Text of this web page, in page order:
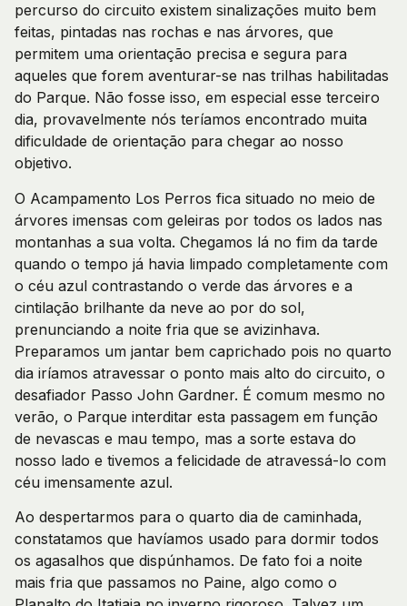
percurso do circuito existem sinalizações muito bem
feitas, pintadas nas rochas e nas árvores, que
permitem uma orientação precisa e segura para
aqueles que forem aventurar-se nas trilhas habilitadas
do Parque. Não fosse isso, em especial esse terceiro
dia, provavelmente nós teríamos encontrado muita
dificuldade de orientação para chegar ao nosso
objetivo.
O Acampamento Los Perros fica situado no meio de
árvores imensas com geleiras por todos os lados nas
montanhas a sua volta. Chegamos lá no fim da tarde
quando o tempo já havia limpado completamente com
o céu azul contrastando o verde das árvores e a
cintilação brilhante da neve ao por do sol,
prenunciando a noite fria que se avizinhava.
Preparamos um jantar bem caprichado pois no quarto
dia iríamos atravessar o ponto mais alto do circuito, o
desafiador Passo John Gardner. É comum mesmo no
verão, o Parque interditar esta passagem em função
de nevascas e mau tempo, mas a sorte estava do
nosso lado e tivemos a felicidade de atravessá-lo com
céu imensamente azul.
Ao despertarmos para o quarto dia de caminhada,
constatamos que havíamos usado para dormir todos
os agasalhos que dispúnhamos. De fato foi a noite
mais fria que passamos no Paine, algo como o